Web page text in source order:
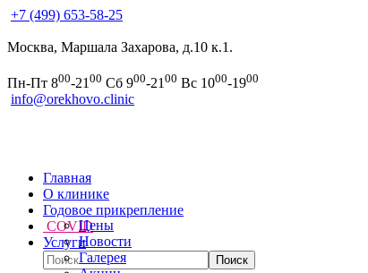
+7 (499) 653-58-25
Москва, Маршала Захарова, д.10 к.1.
Пн-Пт 800-21 00 Сб 900-21 00 Вс 1000-1900
info@orekhovo.clinic
Главная
О клинике
Цены
Новости
Галерея
Годовое прикрепление
COVID
Услуги